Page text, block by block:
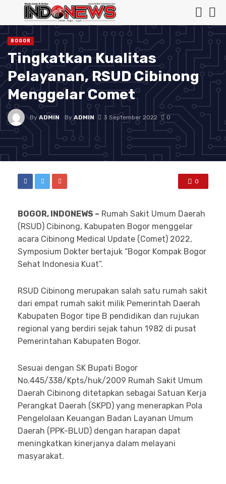
BOGOR
Tingkatkan Kualitas
Pelayanan, RSUD Cibinong
Menggelar Comet
ByADMIN ByADMIN 3 September 2022 0
0
BOGOR, INDONEWS – Rumah Sakit Umum Daerah
(RSUD) Cibinong, Kabupaten Bogor menggelar
acara Cibinong Medical Update (Comet) 2022,
Symposium Dokter bertajuk “Bogor Kompak Bogor
Sehat Indonesia Kuat”.
RSUD Cibinong merupakan salah satu rumah sakit
dari empat rumah sakit milik Pemerintah Daerah
Kabupaten Bogor tipe B pendidikan dan rujukan
regional yang berdiri sejak tahun 1982 di pusat
Pemerintahan Kabupaten Bogor.
Sesuai dengan SK Bupati Bogor
No.445/338/Kpts/huk/2009 Rumah Sakit Umum
Daerah Cibinong ditetapkan sebagai Satuan Kerja
Perangkat Daerah (SKPD) yang menerapkan Pola
Pengelolaan Keuangan Badan Layanan Umum
Daerah (PPK-BLUD) dengan harapan dapat
meningkatkan kinerjanya dalam melayani
masyarakat.